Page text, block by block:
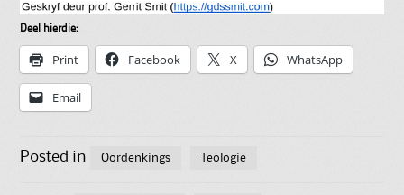
Deel hierdie:
Print Facebook X WhatsApp
Email
Posted in Oordenkings Teologie